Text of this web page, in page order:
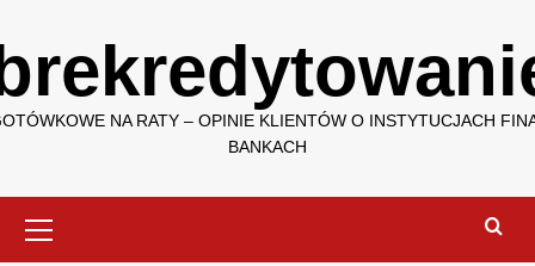
to
content
NA RATY – OPINIE KLIENTÓW O INSTYTUCJACH
BANKACH
Menu